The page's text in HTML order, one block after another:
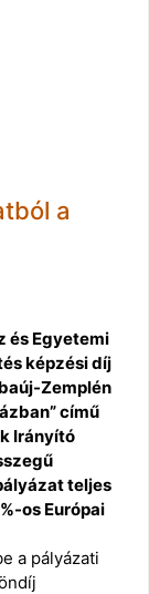
a
és Egyetemi
képzési díj
Zemplén
című
Irányító
teljes
os Európai
a pályázati